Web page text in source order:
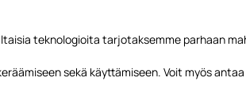
teknologioita tarjotaksemme parhaan
sekä käyttämiseen. Voit myös